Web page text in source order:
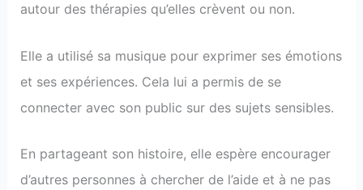
autour des thérapies qu’elles crèvent ou non.
Elle a utilisé sa musique pour exprimer ses émotions
et ses expériences. Cela lui a permis de se
connecter avec son public sur des sujets sensibles.
En partageant son histoire, elle espère encourager
d’autres personnes à chercher de l’aide et à ne pas